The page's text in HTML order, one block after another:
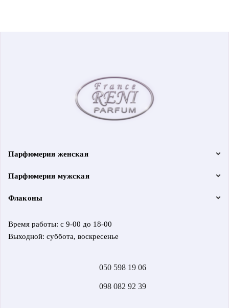
Парфюмерия женская
Парфюмерия мужская
Флаконы
Время работы: с 9-00 до 18-00
Выходной: суббота, воскресенье
050 598 19 06
098 082 92 39